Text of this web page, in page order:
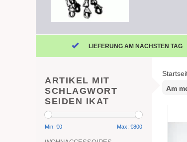
LIEFERUNG AM NÄCHSTEN TAG
ARTIKEL MIT
SCHLAGWORT
SEIDEN IKAT
Min: €0 Max: €800